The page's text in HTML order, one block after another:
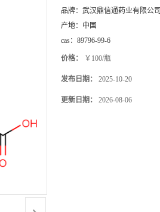
品牌： 武汉鼎信通药业有限公司
产地： 中国
cas： 89796-99-6
价格： ￥100/瓶
发布日期： 2025-10-20
更新日期： 2026-08-06